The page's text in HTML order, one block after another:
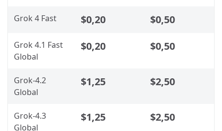
Grok 4 Fast $0,20 $0,50
Grok 4.1 Fast
Global
$0,20 $0,50
Grok-4.2
Global
$1,25 $2,50
Grok-4.3
Global
$1,25 $2,50